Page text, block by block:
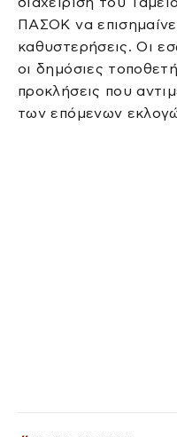
ΠΑΣΟΚ να
καθυστερήσεις. Οι
οι δημόσιες
προκλήσεις που
των επόμενων